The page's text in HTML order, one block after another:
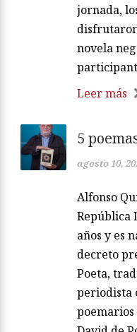
jornada,
novela
Leer más
5
agosto 10,
Alfonso
República
años y es
decreto
Poeta,
periodista